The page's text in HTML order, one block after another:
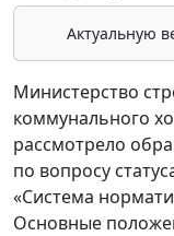
Актуальную
Министерство
коммунального
рассмотрело
по вопросу
«Система
Основные